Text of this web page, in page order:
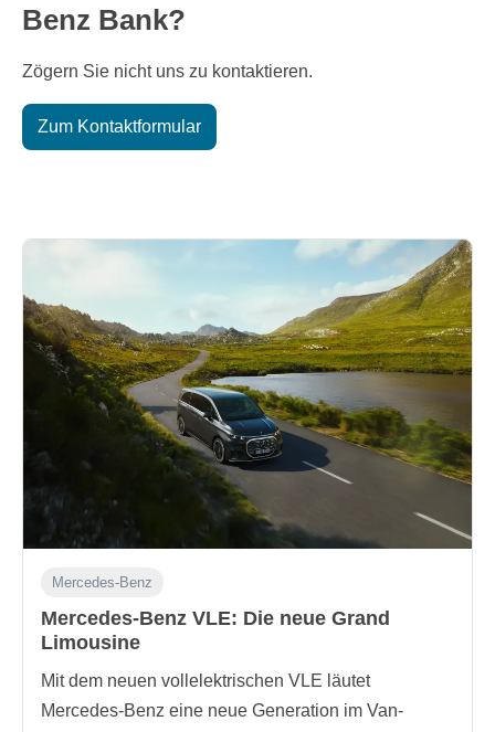
Benz Bank?
Zögern Sie nicht uns zu kontaktieren.
Zum Kontaktformular
Mercedes-Benz
Mercedes-Benz VLE: Die neue Grand
Limousine
Mit dem neuen vollelektrischen VLE läutet
Mercedes-Benz eine neue Generation im Van-